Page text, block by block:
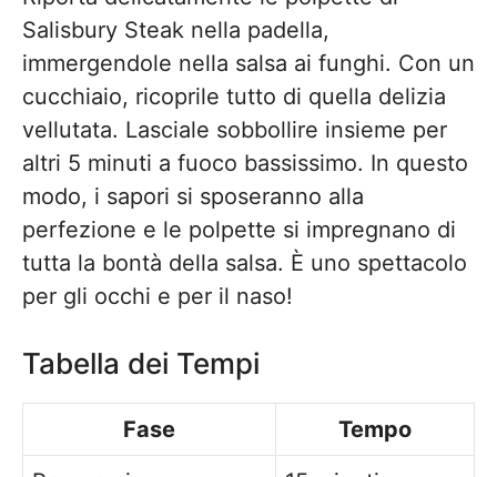
Salisbury Steak nella padella,
immergendole nella salsa ai funghi. Con un
cucchiaio, ricoprile tutto di quella delizia
vellutata. Lasciale sobbollire insieme per
altri 5 minuti a fuoco bassissimo. In questo
modo, i sapori si sposeranno alla
perfezione e le polpette si impregnano di
tutta la bontà della salsa. È uno spettacolo
per gli occhi e per il naso!
Tabella dei Tempi
Fase
Tempo